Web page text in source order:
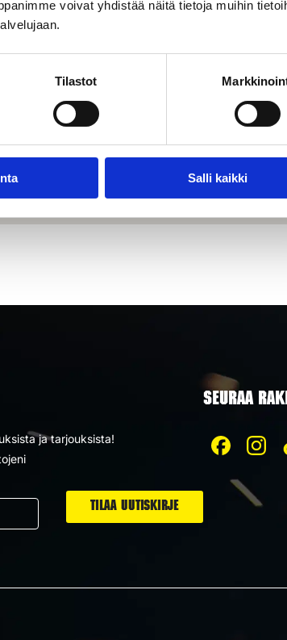
voivat yhdistää näitä tietoja muihin
Tilastot
Salli kaikki
ja tarjouksista!
SEURAA